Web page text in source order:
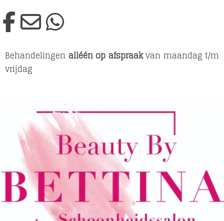
Behandelingen alléén op afspraakvan maandag t/m
vrijdag